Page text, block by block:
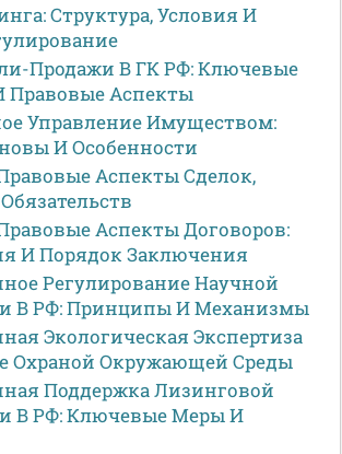
Структура, Условия И
Продажи В ГК РФ: Ключевые
Правовые Аспекты
Управление Имуществом:
И Особенности
Аспекты Сделок,
Аспекты Договоров:
И Порядок Заключения
Регулирование Научной
В РФ: Принципы И Механизмы
Экологическая Экспертиза
Охраной Окружающей Среды
Поддержка Лизинговой
В РФ: Ключевые Меры И